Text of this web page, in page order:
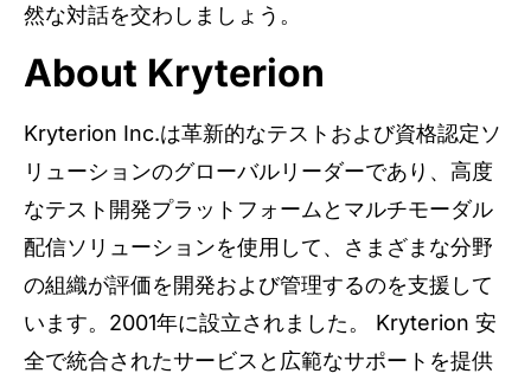
然な対話を交わしましょう。
About Kryterion
Kryterion Inc.は革新的なテストおよび資格認定ソ
リューションのグローバルリーダーであり、高度
なテスト開発プラットフォームとマルチモーダル
配信ソリューションを使用して、さまざまな分野
の組織が評価を開発および管理するのを支援して
います。2001年に設立されました。 Kryterion 安
全で統合されたサービスと広範なサポートを提供